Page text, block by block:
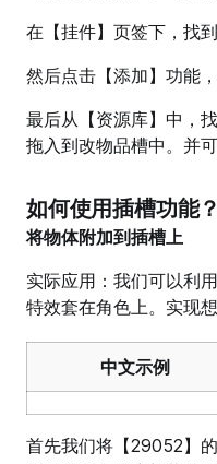
在【挂件】页签下，找
然后点击【添加】功能
最后从【资源库】中，
拖入到改物品槽中。并
如何使用插槽功能？
将物体附加到插槽上
实际应用：我们可以利
特效套在角色上。实现想
中文示例
首先我们将【29052】